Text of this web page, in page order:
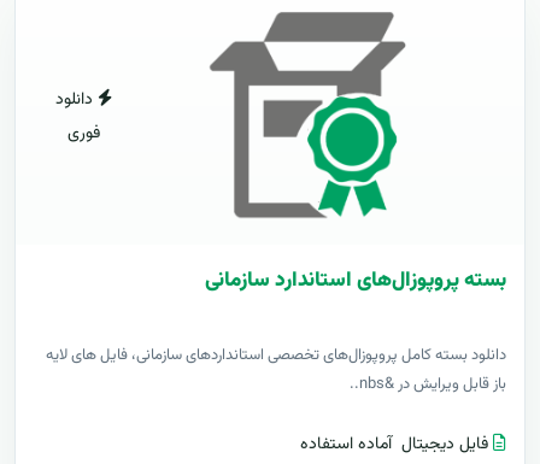
دانلود
فوری
بسته پروپوزال‌های استاندارد سازمانی
دانلود بسته کامل پروپوزال‌های تخصصی استانداردهای سازمانی، فایل های لایه
باز قابل ویرایش در &nbs..
فایل دیجیتال آماده استفاده